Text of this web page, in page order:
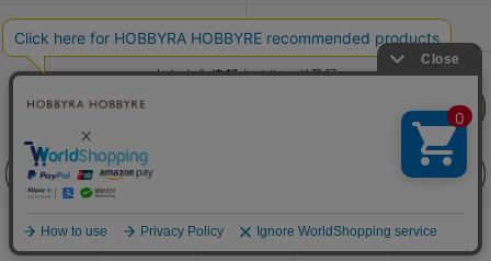
商品を探す 手芸を学ぶ ガイド 店舗情報 ログイン
前に戻る
フェア
前に戻る
フェア
一緒に働こう♪求人情報
おトクな情報♪メルマガ登録
© 2026 HOBBYRA HOBBYRE CORPORATION ALL Rights Reserved